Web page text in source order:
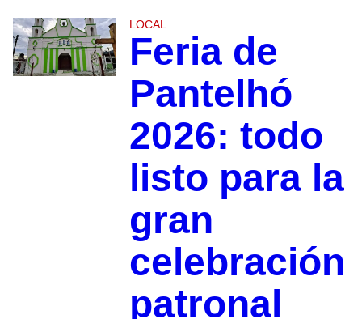
LOCAL
Feria de
Pantelhó
2026: todo
listo para la
gran
celebración
patronal